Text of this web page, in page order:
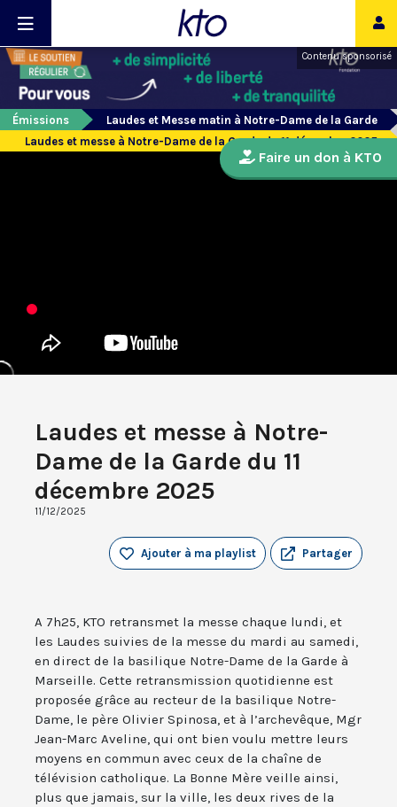
Contenu sponsorisé
Émissions
Laudes et Messe matin à Notre-Dame de la Garde
Laudes et messe à Notre-Dame de la Garde du 11 décembre 2025
Laudes et messe à Notre-
Dame de la Garde du 11
décembre 2025
11/12/2025
Partager
Ajouter à ma playlist
A 7h25, KTO retransmet la messe chaque lundi, et
les Laudes suivies de la messe du mardi au samedi,
en direct de la basilique Notre-Dame de la Garde à
Marseille. Cette retransmission quotidienne est
proposée grâce au recteur de la basilique Notre-
Dame, le père Olivier Spinosa, et à l’archevêque, Mgr
Jean-Marc Aveline, qui ont bien voulu mettre leurs
moyens en commun avec ceux de la chaîne de
télévision catholique. La Bonne Mère veille ainsi,
plus que jamais, sur la ville, les deux rives de la
Faire un don à KTO